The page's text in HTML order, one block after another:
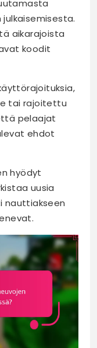
julkaisemisesta.
aikarajoista
koodit
tai rajoitettu
pelaajat
ehdot
hyödyt
uusia
nauttiakseen